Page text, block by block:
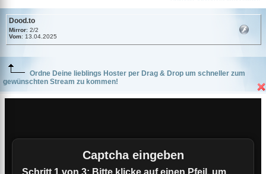
Dood.to
Mirror: 2/2
Vom: 13.04.2025
Ordne Deine lieblings Hoster per Drag & Drop um schneller zum
gewünschten Stream zu kommen!